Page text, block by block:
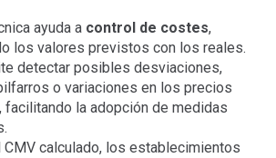
ayuda a control de costes,
los valores previstos con los reales.
detectar posibles desviaciones,
o variaciones en los precios
facilitando la adopción de medidas
CMV calculado, los establecimientos